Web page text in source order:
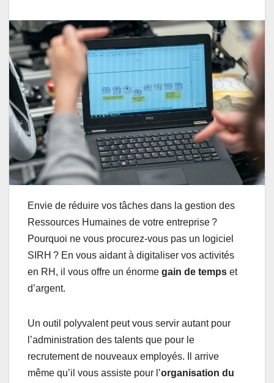
Envie de réduire vos tâches dans la gestion des
Ressources Humaines de votre entreprise ?
Pourquoi ne vous procurez-vous pas un logiciel
SIRH ? En vous aidant à digitaliser vos activités
en RH, il vous offre un énorme gain de temps et
d’argent.
Un outil polyvalent peut vous servir autant pour
l’administration des talents que pour le
recrutement de nouveaux employés. Il arrive
même qu’il vous assiste pour l’organisation du